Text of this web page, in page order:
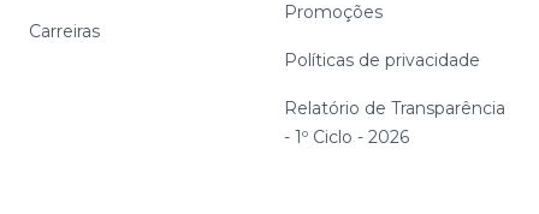
Carreiras
Promoções
Políticas de privacidade
Relatório de Transparência
- 1º Ciclo - 2026